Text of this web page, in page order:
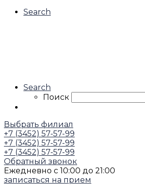
Search
Search
Поиск
Выбрать филиал
+7 (3452) 57-57-99
+7 (3452) 57-57-99
+7 (3452) 57-57-99
Обратный звонок
Ежедневно с 10:00 до 21:00
записаться на прием